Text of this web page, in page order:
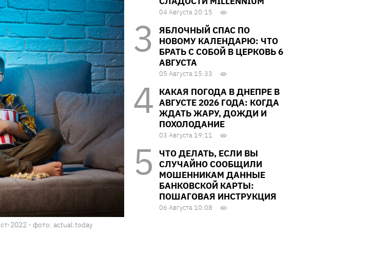
2022 - фото: actual.today
04 Августа 20:15
ЯБЛОЧНЫЙ СПАС ПО
НОВОМУ КАЛЕНДАРЮ: ЧТО
БРАТЬ С СОБОЙ В ЦЕРКОВЬ 6
АВГУСТА
05 Августа 15:33
КАКАЯ ПОГОДА В ДНЕПРЕ В
АВГУСТЕ 2026 ГОДА: КОГДА
ЖДАТЬ ЖАРУ, ДОЖДИ И
ПОХОЛОДАНИЕ
03 Августа 19:11
ЧТО ДЕЛАТЬ, ЕСЛИ ВЫ
СЛУЧАЙНО СООБЩИЛИ
МОШЕННИКАМ ДАННЫЕ
БАНКОВСКОЙ КАРТЫ:
ПОШАГОВАЯ ИНСТРУКЦИЯ
06 Августа 10:08